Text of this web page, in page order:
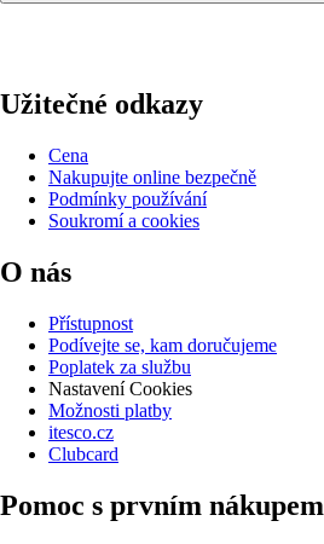
Užitečné odkazy
Cena
Nakupujte online bezpečně
Podmínky používání
Soukromí a cookies
O nás
Přístupnost
Podívejte se, kam doručujeme
Poplatek za službu
Nastavení Cookies
Možnosti platby
itesco.cz
Clubcard
Pomoc s prvním nákupem